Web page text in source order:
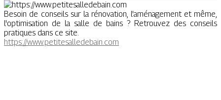
Besoin de conseils sur la rénovation, l'aménagement et même,
l'optimisation de la salle de bains ? Retrouvez des conseils
pratiques dans ce site.
https://www.petitesalledebain.com